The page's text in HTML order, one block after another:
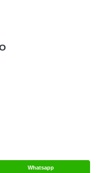
Whatsapp